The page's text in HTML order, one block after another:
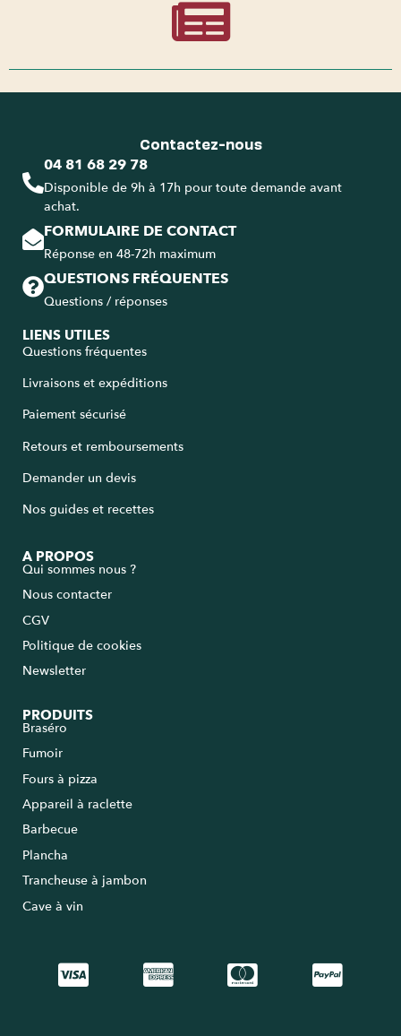
Contactez-nous
04 81 68 29 78
Disponible de 9h à 17h pour toute demande avant
achat.
FORMULAIRE DE CONTACT
Réponse en 48-72h maximum
QUESTIONS FRÉQUENTES
Questions / réponses
LIENS UTILES
Questions fréquentes
Livraisons et expéditions
Paiement sécurisé
Retours et remboursements
Demander un devis
Nos guides et recettes
A PROPOS
Qui sommes nous ?
Nous contacter
CGV
Politique de cookies
Newsletter
PRODUITS
Braséro
Fumoir
Fours à pizza
Appareil à raclette
Barbecue
Plancha
Trancheuse à jambon
Cave à vin